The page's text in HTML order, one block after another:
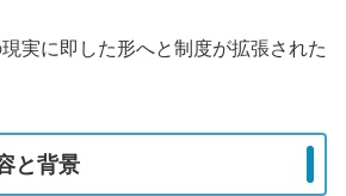
実に即した形へと制度が拡張された
と背景